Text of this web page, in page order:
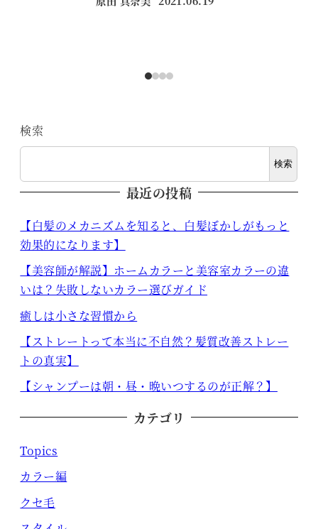
投稿日
検索
検索
最近の投稿
【白髪のメカニズムを知ると、白髪ぼかしがもっと
効果的になります】
【美容師が解説】ホームカラーと美容室カラーの違
いは？失敗しないカラー選びガイド
癒しは小さな習慣から
【ストレートって本当に不自然？髪質改善ストレー
トの真実】
【シャンプーは朝・昼・晩いつするのが正解？】
カテゴリ
Topics
カラー編
クセ毛